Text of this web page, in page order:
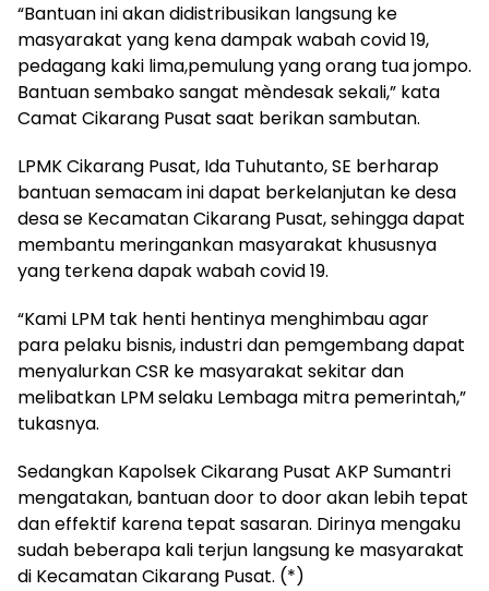
“Bantuan ini akan didistribusikan langsung ke
masyarakat yang kena dampak wabah covid 19,
pedagang kaki lima,pemulung yang orang tua jompo.
Bantuan sembako sangat mèndesak sekali,” kata
Camat Cikarang Pusat saat berikan sambutan.
LPMK Cikarang Pusat, Ida Tuhutanto, SE berharap
bantuan semacam ini dapat berkelanjutan ke desa
desa se Kecamatan Cikarang Pusat, sehingga dapat
membantu meringankan masyarakat khususnya
yang terkena dapak wabah covid 19.
“Kami LPM tak henti hentinya menghimbau agar
para pelaku bisnis, industri dan pemgembang dapat
menyalurkan CSR ke masyarakat sekitar dan
melibatkan LPM selaku Lembaga mitra pemerintah,”
tukasnya.
Sedangkan Kapolsek Cikarang Pusat AKP Sumantri
mengatakan, bantuan door to door akan lebih tepat
dan effektif karena tepat sasaran. Dirinya mengaku
sudah beberapa kali terjun langsung ke masyarakat
di Kecamatan Cikarang Pusat. (*)